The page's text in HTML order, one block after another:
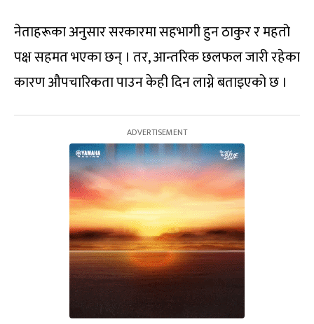
नेताहरूका अनुसार सरकारमा सहभागी हुन ठाकुर र महतो
पक्ष सहमत भएका छन् । तर, आन्तरिक छलफल जारी रहेका
कारण औपचारिकता पाउन केही दिन लाग्ने बताइएको छ ।